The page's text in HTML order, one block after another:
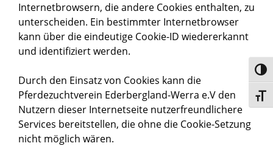
Internetbrowsern, die andere Cookies enthalten, zu
unterscheiden. Ein bestimmter Internetbrowser
kann über die eindeutige Cookie-ID wiedererkannt
und identifiziert werden.
Durch den Einsatz von Cookies kann die
Pferdezuchtverein Ederbergland-Werra e.V den
Nutzern dieser Internetseite nutzerfreundlichere
Services bereitstellen, die ohne die Cookie-Setzung
nicht möglich wären.